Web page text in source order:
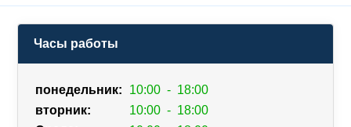
Часы работы
понедельник: 10:00 - 18:00
вторник:
10:00 - 18:00